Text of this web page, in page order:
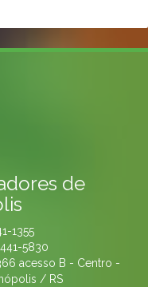
de
1355
5830
acesso B - Centro -
/ RS